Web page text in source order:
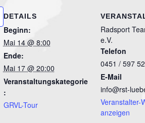
DETAILS
Beginn:
Mai 14 @ 8:00
Ende:
Mai 17 @ 20:00
Veranstaltungskategorie
:
GRVL-Tour
Radsport
e.V.
Telefon
0451 / 597
E-Mail
info@rst-
Veranstalter-
anzeigen